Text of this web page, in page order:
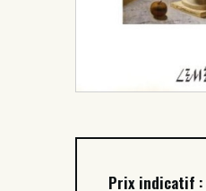
Prix indicatif :